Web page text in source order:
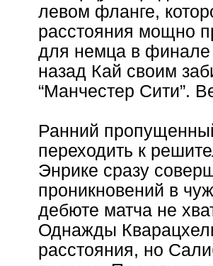
левом фланге,
расстояния мощно
для немца в финале
назад Кай своим
“Манчестер Сити”.
Ранний
переходить к
Энрике сразу
проникновений в
дебюте матча не
Однажды
расстояния, но